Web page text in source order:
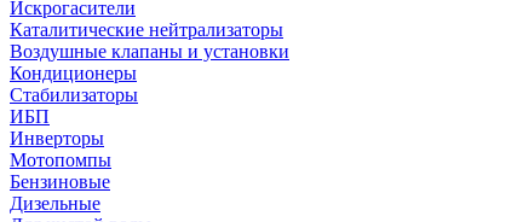
Искрогасители
Каталитические нейтрализаторы
Воздушные клапаны и установки
Кондиционеры
Стабилизаторы
ИБП
Инверторы
Мотопомпы
Бензиновые
Дизельные